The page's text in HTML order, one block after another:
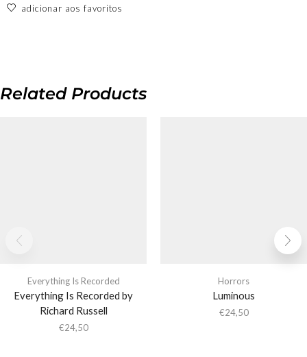
adicionar aos favoritos
Related Products
Everything Is Recorded
Everything Is Recorded by
Richard Russell
€24,50
Horrors
Luminous
€24,50